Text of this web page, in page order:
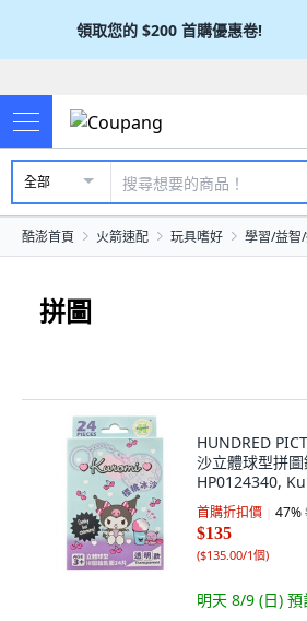
領取您的 $200 首購優惠卷!
全部
酷澎首頁 火箭速配 玩具嗜好 學習/益智
拼圖
HUNDRED
沙立體球型拼
HP0124340,
片
首購折扣價 47%
$135
($135.00/1個)
明天 8/9 (日) 預